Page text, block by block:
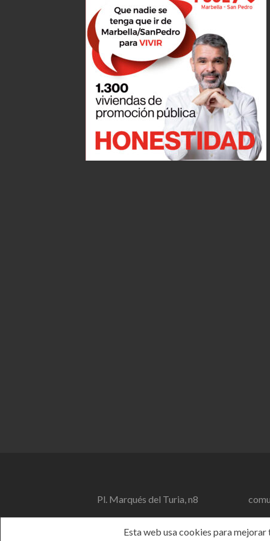
Pl. Marqués del Turia, n8
Esta web usa cookies para